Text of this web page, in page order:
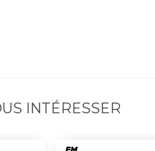
INTÉRESSER